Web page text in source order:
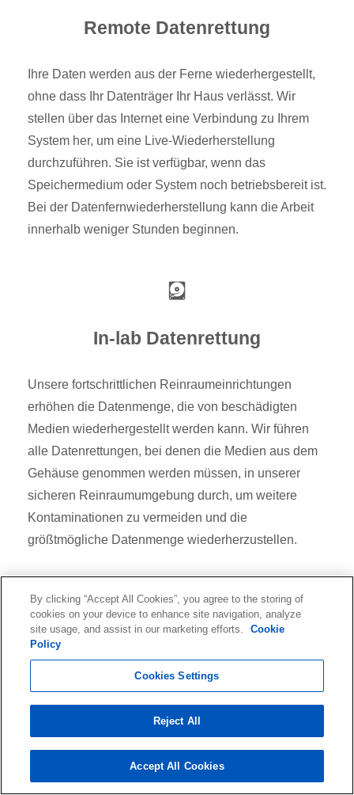
Remote Datenrettung
Ihre Daten werden aus der Ferne wiederhergestellt,
ohne dass Ihr Datenträger Ihr Haus verlässt. Wir
stellen über das Internet eine Verbindung zu Ihrem
System her, um eine Live-Wiederherstellung
durchzuführen. Sie ist verfügbar, wenn das
Speichermedium oder System noch betriebsbereit ist.
Bei der Datenfernwiederherstellung kann die Arbeit
innerhalb weniger Stunden beginnen.
In-lab Datenrettung
Unsere fortschrittlichen Reinraumeinrichtungen
erhöhen die Datenmenge, die von beschädigten
Medien wiederhergestellt werden kann. Wir führen
alle Datenrettungen, bei denen die Medien aus dem
Gehäuse genommen werden müssen, in unserer
sicheren Reinraumumgebung durch, um weitere
Kontaminationen zu vermeiden und die
größtmögliche Datenmenge wiederherzustellen.
Wenn Ihre Daten zu sensibel sind, um Ihren Standort
zu verlassen, können unsere Ingenieure ihre
Wiederherstellungsexpertise zu Ihnen bringen. Diese
Option steht nur für Notfalldienste zur Verfügung. Für
die Datenwiederherstellung vor Ort muss das
By clicking “Accept All Cookies”, you agree to the storing of
cookies on your device to enhance site navigation, analyze
site usage, and assist in our marketing efforts.
Cookie
Policy
Cookies Settings
Reject All
Accept All Cookies